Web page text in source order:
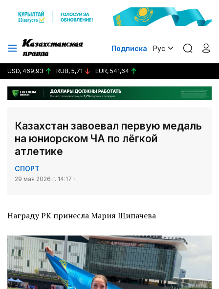
Подписка Рус
USD, 469,93 RUB, 5,71 EUR, 541,64
Казахстан завоевал первую медаль
на юниорском ЧА по лёгкой
атлетике
СПОРТ
29 мая 2026 г. 14:17
Награду РК принесла Мария Щипачева